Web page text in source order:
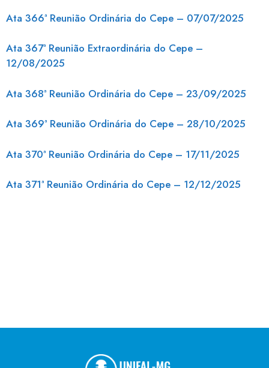
Ata 366ª Reunião Ordinária do Cepe – 07/07/2025
Ata 367ª Reunião Extraordinária do Cepe –
12/08/2025
Ata 368ª Reunião Ordinária do Cepe – 23/09/2025
Ata 369ª Reunião Ordinária do Cepe – 28/10/2025
Ata 370ª Reunião Ordinária do Cepe – 17/11/2025
Ata 371ª Reunião Ordinária do Cepe – 12/12/2025